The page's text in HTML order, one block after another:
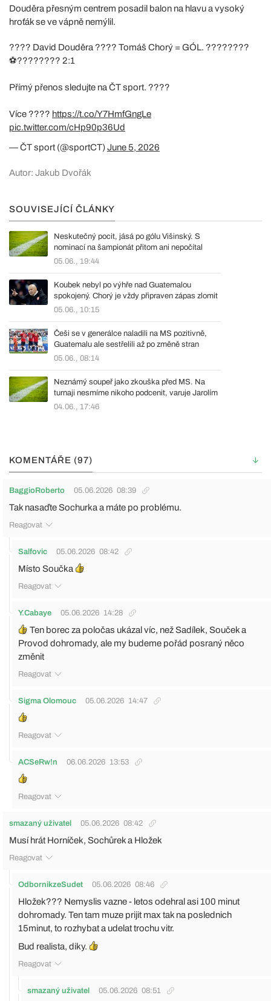
Douděra přesným centrem posadil balon na hlavu a vysoký
hroťák se ve vápně nemýlil.
???? David Douděra ???? Tomáš Chorý = GÓL. ????????
⚽️???????? 2:1
Přímý přenos sledujte na ČT sport. ????
Více ???? https://t.co/Y7HmfGngLe
pic.twitter.com/cHp90p36Ud
— ČT sport (@sportCT)June 5, 2026
Autor: Jakub Dvořák
SOUVISEJÍCÍ ČLÁNKY
Neskutečný pocit, jásá po gólu Višinský. S
nominací na šampionát přitom ani nepočítal
05.06., 19:44
Koubek nebyl po výhře nad Guatemalou
spokojený. Chorý je vždy připraven zápas zlomit
05.06., 10:15
Češi se v generálce naladili na MS pozitivně,
Guatemalu ale sestřelili až po změně stran
05.06., 08:14
Neznámý soupeř jako zkouška před MS. Na
turnaji nesmíme nikoho podcenit, varuje Jarolím
04.06., 17:46
KOMENTÁŘE (97)
BaggioRoberto 05.06.2026 08:39
Tak nasaďte Sochurka a máte po problému.
Reagovat
Salfovic 05.06.2026 08:42
Místo Součka
Reagovat
Y.Cabaye 05.06.2026 14:28
Ten borec za poločas ukázal víc, než Sadílek, Souček a
Provod dohromady, ale my budeme pořád posraný něco
změnit
Reagovat
Sigma Olomouc 05.06.2026 14:47
Reagovat
ACSeRw!n 06.06.2026 13:53
Reagovat
smazaný uživatel 05.06.2026 08:42
Musí hrát Horníček, Sochůrek a Hložek
Reagovat
OdbornikzeSudet 05.06.2026 08:46
Hložek??? Nemyslis vazne - letos odehral asi 100 minut
dohromady. Ten tam muze prijit max tak na poslednich
15minut, to rozhybat a udelat trochu vitr.
Bud realista, diky.
Reagovat
smazaný uživatel 05.06.2026 08:51